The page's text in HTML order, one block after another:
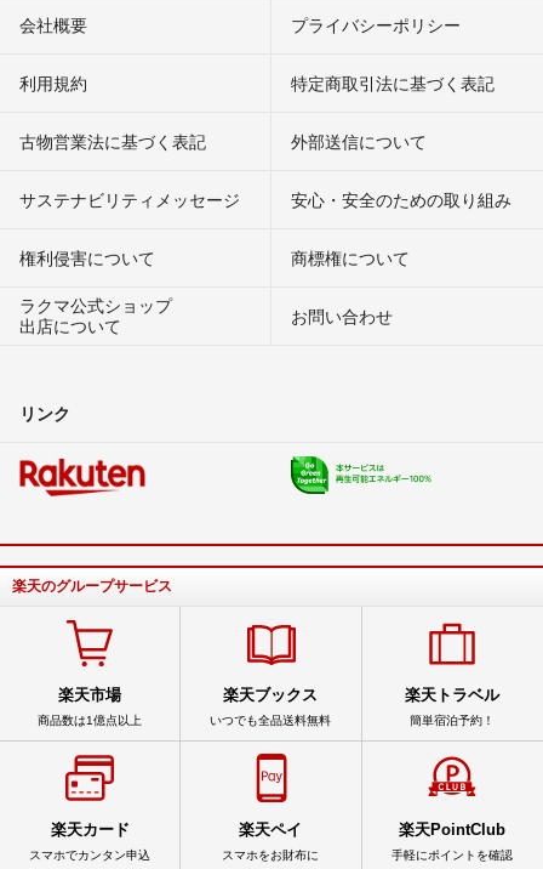
会社概要 プライバシーポリシー
利用規約 特定商取引法に基づく表記
古物営業法に基づく表記 外部送信について
サステナビリティメッセージ 安心・安全のための取り組み
権利侵害について
商標権について
ラクマ公式ショップ
出店について
お問い合わせ
リンク
楽天のグループサービス
楽天市場
商品数は1億点以上
楽天ブックス
いつでも全品送料無料
楽天トラベル
簡単宿泊予約！
楽天カード
スマホでカンタン申込
楽天ペイ
スマホをお財布に
楽天PointClub
手軽にポイントを確認